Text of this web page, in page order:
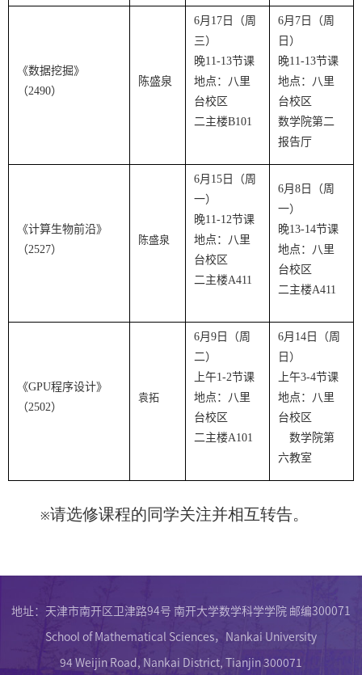
《数据挖掘》
（2490）
陈盛泉
6月 17 日（周
三）
晚11-13节课
地点： 八里
台校区
二主楼B101
6月 7 日（周
日）
晚11-13节课
地点：八里
台校区
数学院第二
报告厅
《计算生物前沿》
（2527）
陈盛泉
6月 15 日（周
一）
晚11-12节课
地点： 八里
台校区
二主楼A411
6月 8 日（周
一）
晚13-14节课
地点： 八里
台校区
二主楼A411
《GPU程序设计》
（2502）
袁拓
6月 9 日（周
二）
上午1-2节课
地点：八里
台校区
二主楼A101
6月 14 日（周
日）
上午3-4节课
地点：八里
台校区
数学院第
六教室
※请选修课程的同学关注并相互转告。
地址：天津市南开区卫津路94号 南开大学数学科学学院 邮编300071
School of Mathematical Sciences，Nankai University
94 Weijin Road, Nankai District, Tianjin 300071